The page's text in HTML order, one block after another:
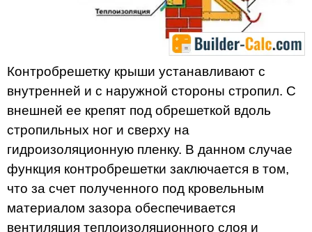
Контробрешетку крыши устанавливают с
внутренней и с наружной стороны стропил. С
внешней ее крепят под обрешеткой вдоль
стропильных ног и сверху на
гидроизоляционную пленку. В данном случае
функция контробрешетки заключается в том,
что за счет полученного под кровельным
материалом зазора обеспечивается
вентиляция теплоизоляционного слоя и